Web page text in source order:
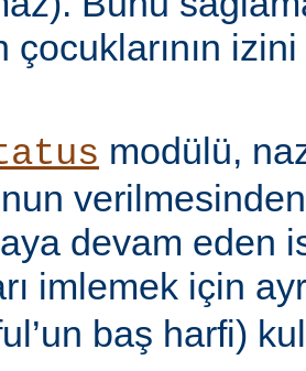
çocuklarının
modülü,
devam eden
imlemek için
baş harfi)